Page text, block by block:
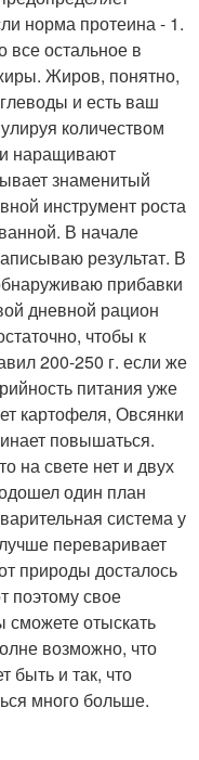
норма протеина - 1.
все остальное в
Жиров, понятно,
и есть ваш
количеством
и наращивают
знаменитый
инструмент роста
В начале
результат. В
прибавки
дневной рацион
чтобы к
200-250 г. если же
питания уже
картофеля, Овсянки
повышаться.
на свете нет и двух
один план
система у
переваривает
природы досталось
поэтому свое
сможете отыскать
возможно, что
быть и так, что
много больше.